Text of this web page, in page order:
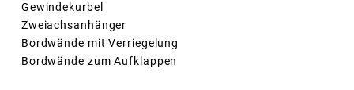
Gewindekurbel
Zweiachsanhänger
Bordwände mit Verriegelung
Bordwände zum Aufklappen